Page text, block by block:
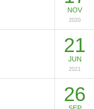
NOV
2020
21
JUN
2021
26